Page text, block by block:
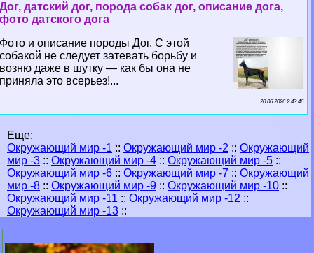
Дог, датский дог, порода собак дог, описание дога,
фото датского дога
Фото и описание породы Дог. С этой
собакой не следует затевать борьбу и
возню даже в шутку — как бы она не
приняла это всерьез!...
20 06 2026 2:43:46
Еще:
Окружающий мир -1 :: Окружающий мир -2 :: Окружающий
мир -3 :: Окружающий мир -4 :: Окружающий мир -5 ::
Окружающий мир -6 :: Окружающий мир -7 :: Окружающий
мир -8 :: Окружающий мир -9 :: Окружающий мир -10 ::
Окружающий мир -11 :: Окружающий мир -12 ::
Окружающий мир -13 ::